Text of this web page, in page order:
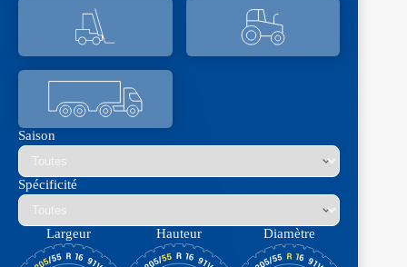
Saison
Spécificité
Largeur Hauteur Diamètre